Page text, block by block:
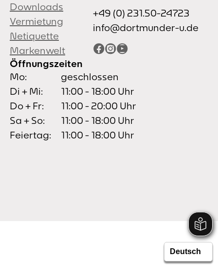
Downloads
Vermietung
Netiquette
Markenwelt
+49 (0) 231.50-24723
info@dortmunder-u.de
Facebook
Instagram
YouTube
Öffnungszeiten
Mo:
geschlossen
Di + Mi:
11:00 - 18:00 Uhr
Do + Fr:
11:00 - 20:00 Uhr
Sa + So:
11:00 - 18:00 Uhr
Feiertag:
11:00 - 18:00 Uhr